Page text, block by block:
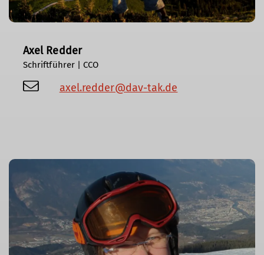
Axel Redder
Schriftführer | CCO
axel.redder@dav-tak.de